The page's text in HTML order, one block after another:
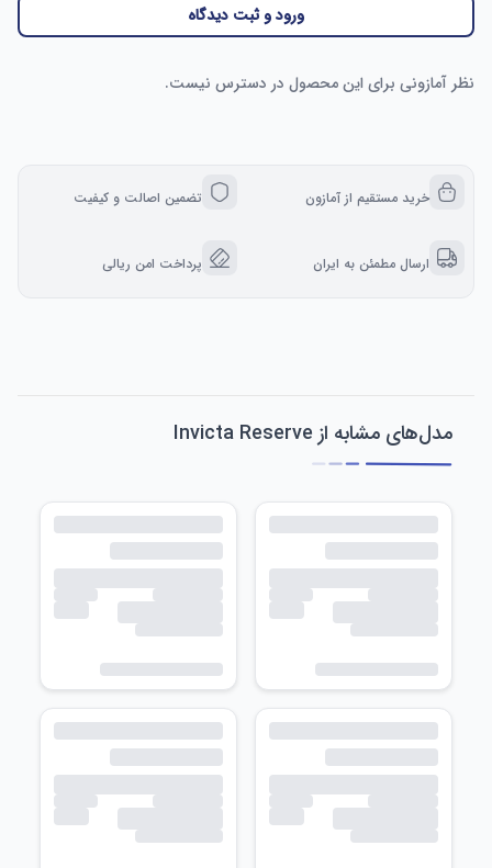
ورود و ثبت دیدگاه
نظر آمازونی برای این محصول در دسترس نیست.
خرید مستقیم از آمازون تضمین اصالت و کیفیت
ارسال مطمئن به ایران پرداخت امن ریالی
مدل‌های مشابه از Invicta Reserve